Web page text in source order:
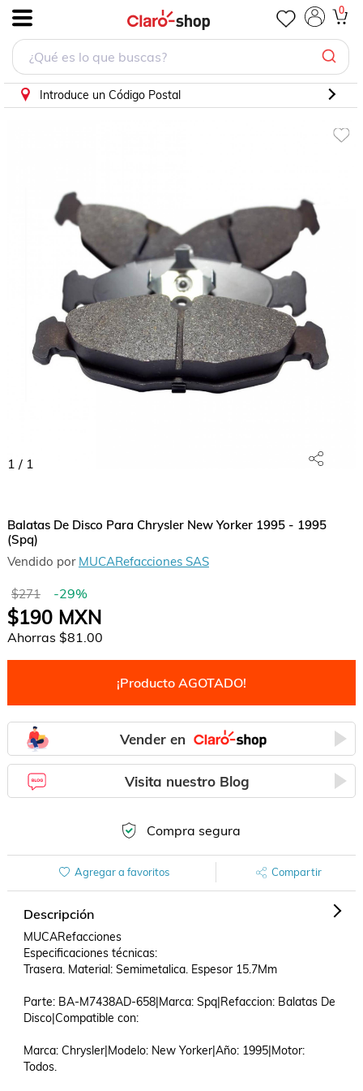
0
Introduce un Código Postal
1 / 1
Balatas De Disco Para Chrysler New Yorker 1995 - 1995
(Spq)
Vendido por MUCARefacciones SAS
$271 -29%
$190MXN
Ahorras $81.00
¡Producto AGOTADO!
Vender en
Visita nuestro Blog
Compra segura
Agregar a favoritos Compartir
Descripción
MUCARefacciones
Especificaciones técnicas:
Trasera. Material: Semimetalica. Espesor 15.7Mm
Parte: BA-M7438AD-658|Marca: Spq|Refaccion: Balatas De
Disco|Compatible con:
Marca: Chrysler|Modelo: New Yorker|Año: 1995|Motor:
Todos.